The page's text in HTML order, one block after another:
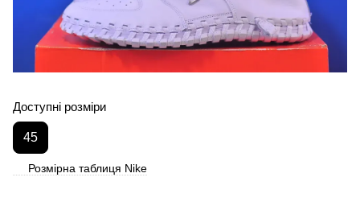
Доступні розміри
45
Розмірна таблиця Nike